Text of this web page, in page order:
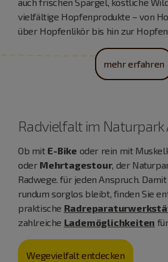
vielfältige Hopfenprodukte – von
über Hopfenlikör bis hin zur
mehr erfahren
Radvielfalt im
Ob mit E-Bike oder rein mit
oder Mehrtagestour, der
Radwege. für jeden Anspruch.
rundum sorglos bleibt, finden Sie
praktische
zahlreiche Lademöglichkeiten
Wegevielfalt entdecken